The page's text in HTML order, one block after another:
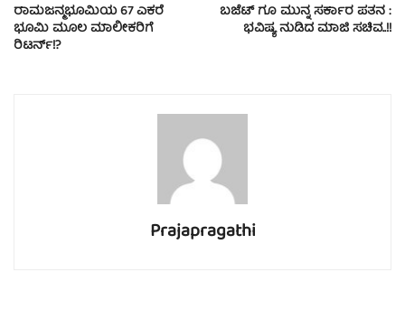
ರಾಮಜನ್ಮಭೂಮಿಯ 67 ಎಕರೆ
ಭೂಮಿ ಮೂಲ ಮಾಲೀಕರಿಗೆ
ರಿಟರ್ನ್!?
ಬಜೆಟ್ ಗೂ ಮುನ್ನ ಸರ್ಕಾರ ಪತನ :
ಭವಿಷ್ಯ ನುಡಿದ ಮಾಜಿ ಸಚಿವ..!!
Prajapragathi